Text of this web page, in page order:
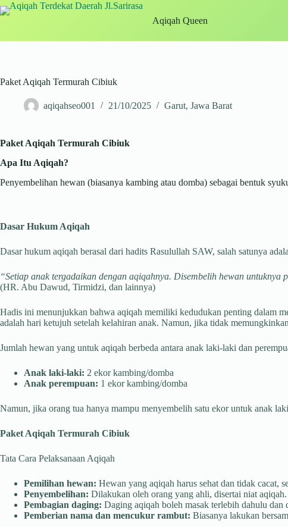
Skip
to
Aqiqah Queen
Paket Aqiqah Termurah Cibiuk
aqiqahseo001 21/10/2025 Garut, Jawa Barat
Paket Aqiqah Termurah Cibiuk
Apa Itu Aqiqah?
Penyembelihan hewan (biasanya kambing atau domba) sebagai bentuk
Dasar Hukum Aqiqah
Dasar hukum aqiqah berasal dari hadits Rasulullah SAW, salah satunya
“Setiap anak tergadaikan dengan aqiqahnya. Disembelih hewan
(HR. Abu Dawud, Tirmidzi, dan lainnya)
Hadis ini menunjukkan bahwa aqiqah memiliki kedudukan penting dalam
adalah hari ketujuh setelah kelahiran anak. Namun, jika tidak
Jumlah hewan yang untuk aqiqah berbeda antara anak laki-laki dan
Anak laki-laki: 2 ekor kambing/domba
Anak perempuan: 1 ekor kambing/domba
Namun, jika orang tua hanya mampu menyembelih satu ekor untuk anak
Paket Aqiqah Termurah Cibiuk
Tata Cara Pelaksanaan Aqiqah
Pemilihan hewan: Hewan yang aqiqah harus sehat dan tidak cacat,
Penyembelihan: Dilakukan oleh orang yang ahli, disertai niat aqiqah.
Pembagian daging: Daging aqiqah boleh masak terlebih dahulu
Pemberian nama dan mencukur rambut: Biasanya lakukan